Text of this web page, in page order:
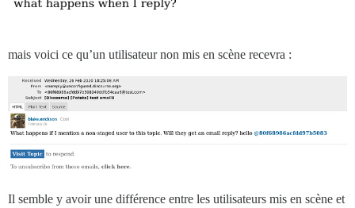
mais voici ce qu’un utilisateur non mis en scène recevra :
Il semble y avoir une différence entre les utilisateurs mis en scène et